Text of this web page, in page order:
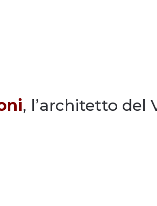
, l’architetto del